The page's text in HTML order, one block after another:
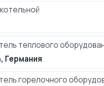
теплового
Германия
горелочного